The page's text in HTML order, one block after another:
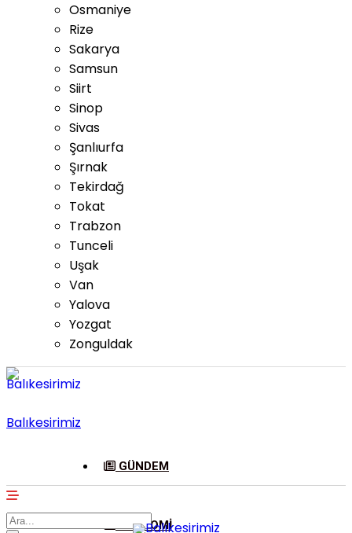
Osmaniye
Rize
Sakarya
Samsun
Siirt
Sinop
Sivas
Şanlıurfa
Şırnak
Tekirdağ
Tokat
Trabzon
Tunceli
Uşak
Van
Yalova
Yozgat
Zonguldak
Balıkesirimiz
GÜNDEM
EKONOMI